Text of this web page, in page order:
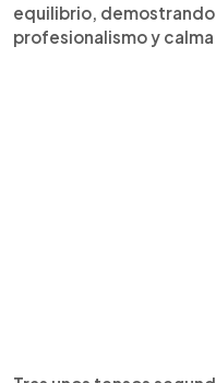
equilibrio, demostrando
profesionalismo y